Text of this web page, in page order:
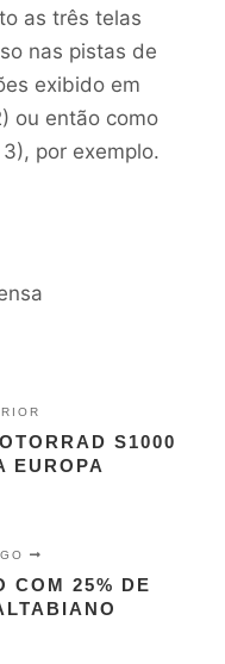
as três telas
nas pistas de
exibido em
ou então como
por exemplo.
S1000
EUROPA
COM 25% DE